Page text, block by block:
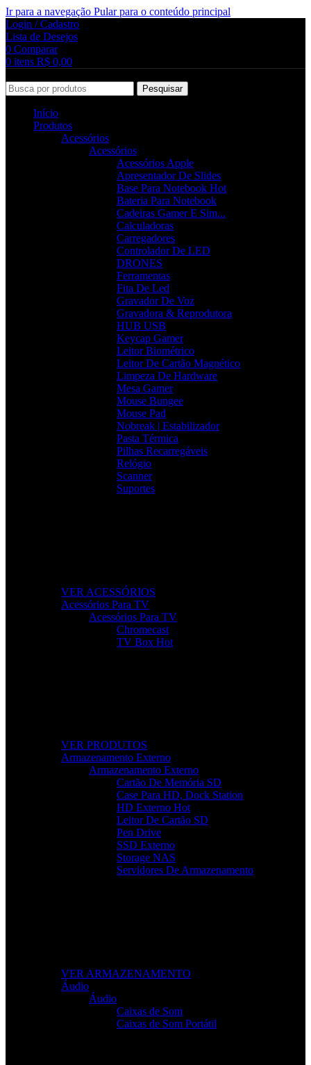
Ir para a navegação Pular para o conteúdo principal
Login / Cadastro
Lista de Desejos
0 Comparar
0 itens R$ 0,00
Pesquisar
Início
Produtos
Acessórios
Acessórios
Acessórios Apple
Apresentador De Slides
Base Para Notebook Hot
Bateria Para Notebook
Cadeiras Gamer E Sim...
Calculadoras
Carregadores
Controlador De LED
DRONES
Ferramentas
Fita De Led
Gravador De Voz
Gravadora & Reprodutora
HUB USB
Keycap Gamer
Leitor Biométrico
Leitor De Cartão Magnético
Limpeza De Hardware
Mesa Gamer
Mouse Bungee
Mouse Pad
Nobreak | Estabilizador
Pasta Térmica
Pilhas Recarregáveis
Relógio
Scanner
Suportes
VER ACESSÓRIOS
Acessórios Para TV
Acessórios Para TV
Chromecast
TV Box Hot
VER PRODUTOS
Armazenamento Externo
Armazenamento Externo
Cartão De Memória SD
Case Para HD, Dock Station
HD Externo Hot
Leitor De Cartão SD
Pen Drive
SSD Externo
Storage NAS
Servidores De Armazenamento
VER ARMAZENAMENTO
Áudio
Áudio
Caixas de Som
Caixas de Som Portátil